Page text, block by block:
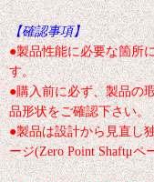
【確認事項】
●製品性能に必要な箇所
す。
●購入前に必ず、製品の
品形状をご確認下さい。
●製品は設計から見直し
ージ(Zero Point Shaftμ